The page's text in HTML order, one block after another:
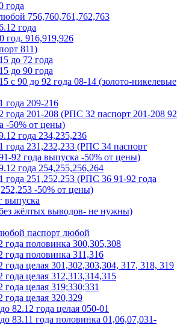
года
756,760,761,762,763
года
год. 916,919,926
811)
до 72 года
до 90 года
с 90 до 92 года 08-14 (золото-никелевые
года 209-216
года 201-208 (РПС 32 паспорт 201-208 92
-50% от цены)
года 234,235,236
года 231,232,233 (РПС 34 паспорт
92 года выпуска -50% от цены)
года 254,255,256,264
года 251,252,253 (РПС 36 91-92 года
-50% от цены)
выпуска
жёлтых выводов- не нужны)
паспорт любой
половинка 300,305,308
половинка 311,316
целая 301,302,303,304, 317, 318, 319
целая 312,313,314,315
целая 319;330;331
целая 320,329
82.12 года целая 050-01
83.11 года половинка 01,06,07,031-